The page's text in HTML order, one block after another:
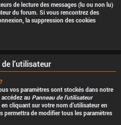
de lecture des messages (lu ou non lu)
du forum. Si vous rencontrez des
la suppression des cookies
l’utilisateur
vos paramètres sont stockés dans notre
au Panneau de l’utilisateur
cliquant sur votre nom d’utilisateur en
permettra de modifier tous les paramètres